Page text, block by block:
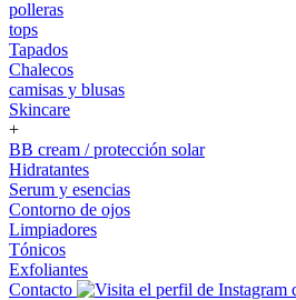
polleras
tops
Tapados
Chalecos
camisas y blusas
Skincare
+
BB cream / protección solar
Hidratantes
Serum y esencias
Contorno de ojos
Limpiadores
Tónicos
Exfoliantes
Contacto